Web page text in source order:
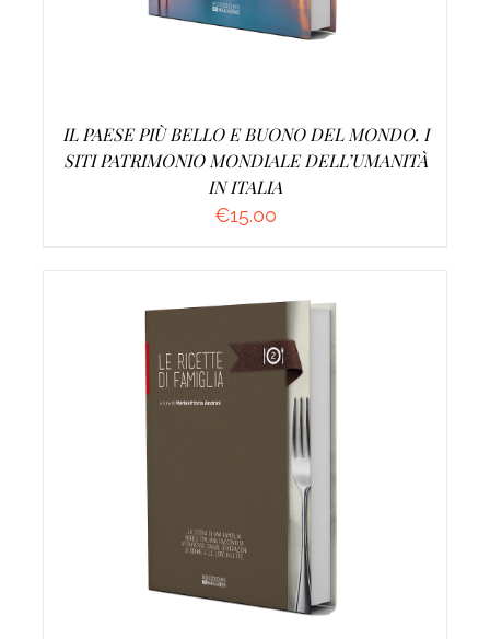
IL PAESE PIÙ BELLO E BUONO DEL MONDO. I
SITI PATRIMONIO MONDIALE DELL’UMANITÀ
IN ITALIA
€15.00
/